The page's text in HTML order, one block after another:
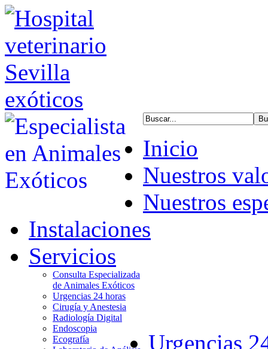
Inicio
Nuestros
Nuestros
Instalaciones
Servicios
Consulta Especializada
de Animales Exóticos
Urgencias 24 horas
Cirugía y Anestesia
Radiología Digital
Endoscopia
Ecografía
Urgencias